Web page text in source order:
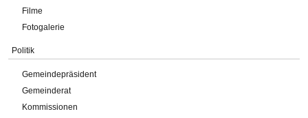
Filme
Fotogalerie
Politik
Gemeindepräsident
Gemeinderat
Kommissionen